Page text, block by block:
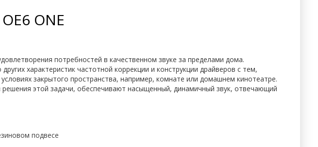
ONE
потребностей в качественном звуке за пределами дома.
характеристик частотной коррекции и конструкции драйверов с тем,
закрытого пространства, например, комнате или домашнем кинотеатре.
этой задачи, обеспечивают насыщенный, динамичный звук, отвечающий
подвесе